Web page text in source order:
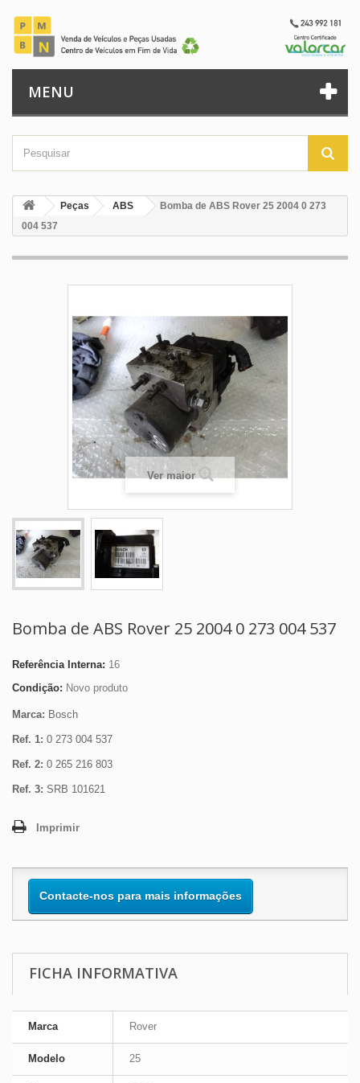
MENU
Peças ABS
Bomba de ABS Rover 25 2004 0 273
004 537
Ver maior
Bomba de ABS Rover 25 2004 0 273 004 537
Referência Interna: 16
Condição: Novo produto
Marca: Bosch
Ref. 1: 0 273 004 537
Ref. 2: 0 265 216 803
Ref. 3: SRB 101621
Imprimir
Contacte-nos para mais informações
FICHA INFORMATIVA
Marca Rover
Modelo 25